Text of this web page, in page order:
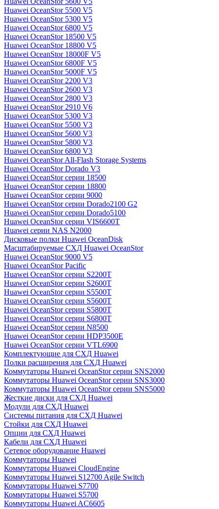
Huawei OceanStor 5500 V5
Huawei OceanStor 5300 V5
Huawei OceanStor 6800 V5
Huawei OceanStor 18500 V5
Huawei OceanStor 18800 V5
Huawei OceanStor 18000F V5
Huawei OceanStor 6800F V5
Huawei OceanStor 5000F V5
Huawei OceanStor 2200 V3
Huawei OceanStor 2600 V3
Huawei OceanStor 2800 V3
Huawei OceanStor 2910 V6
Huawei OceanStor 5300 V3
Huawei OceanStor 5500 V3
Huawei OceanStor 5600 V3
Huawei OceanStor 5800 V3
Huawei OceanStor 6800 V3
Huawei OceanStor All-Flash Storage Systems
Huawei OceanStor Dorado V3
Huawei OceanStor серии 18500
Huawei OceanStor серии 18800
Huawei OceanStor серии 9000
Huawei OceanStor серии Dorado2100 G2
Huawei OceanStor серии Dorado5100
Huawei OceanStor серии VIS6600T
Huawei серии NAS N2000
Дисковые полки Huawei OceanDisk
Масштабируемые СХД Huawei OceanStor
Huawei OceanStor 9000 V5
Huawei OceanStor Pacific
Huawei OceanStor серии S2200T
Huawei OceanStor серии S2600T
Huawei OceanStor серии S5500T
Huawei OceanStor серии S5600T
Huawei OceanStor серии S5800T
Huawei OceanStor серии S6800T
Huawei OceanStor серии N8500
Huawei OceanStor серии HDP3500E
Huawei OceanStor серии VTL6900
Комплектующие для СХД Huawei
Полки расширения для СХД Huawei
Коммутаторы Huawei OceanStor серии SNS2000
Коммутаторы Huawei OceanStor серии SNS3000
Коммутаторы Huawei OceanStor серии SNS5000
Жесткие диски для СХД Huawei
Модули для СХД Huawei
Системы питания для СХД Huawei
Стойки для СХД Huawei
Опции для СХД Huawei
Кабели для СХД Huawei
Сетевое оборудование Huawei
Коммутаторы Huawei
Коммутаторы Huawei CloudEngine
Коммутаторы Huawei S12700 Agile Switch
Коммутаторы Huawei S7700
Коммутаторы Huawei S5700
Коммутаторы Huawei AC6605